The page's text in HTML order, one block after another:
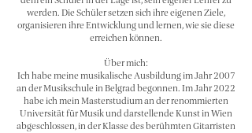
werden. Die Schüler setzen sich ihre eigenen Ziele,
organisieren ihre Entwicklung und lernen, wie sie diese
erreichen können.
Über mich:
Ich habe meine musikalische Ausbildung im Jahr 2007
an der Musikschule in Belgrad begonnen. Im Jahr 2022
habe ich mein Masterstudium an der renommierten
Universität für Musik und darstellende Kunst in Wien
abgeschlossen, in der Klasse des berühmten Gitarristen